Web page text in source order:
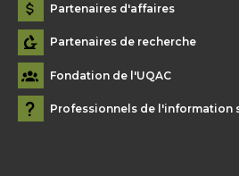
Partenaires d'affaires
Partenaires de recherche
Fondation de l'UQAC
Professionnels de l'information